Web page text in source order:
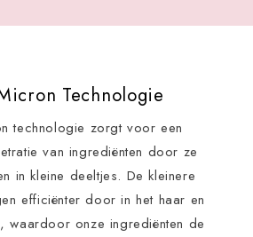
Technologie
technologie zorgt voor een
van ingrediënten door ze
in kleine deeltjes. De kleinere
efficiënter door in het haar en
waardoor onze ingrediënten de